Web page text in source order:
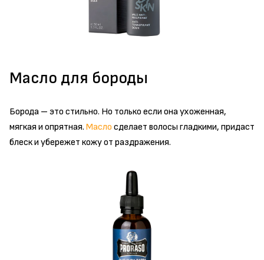
Масло для бороды
Борода – это стильно. Но только если она ухоженная,
мягкая и опрятная. Масло сделает волосы гладкими, придаст
блеск и убережет кожу от раздражения.